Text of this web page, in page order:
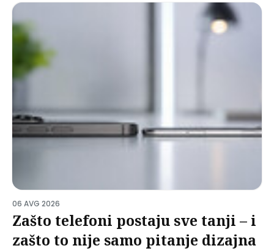
06 AVG 2026
Zašto telefoni postaju sve tanji – i
zašto to nije samo pitanje dizajna